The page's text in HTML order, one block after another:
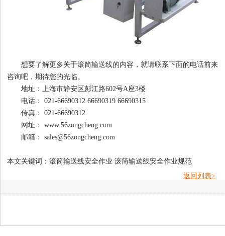
想要了解更多关于滚筒输送线的内容，就请联系下面的电话前来
咨询吧，期待您的光临。
地址：上海市静安区彭江路602号A座3楼
电话： 021-66690312 66690319 66690315
传真： 021-66690312
网址： www.56zongcheng.com
邮箱： sales@56zongcheng.com
本文关键词：滚筒输送线安全作业 滚筒输送线安全作业规范
返回列表>